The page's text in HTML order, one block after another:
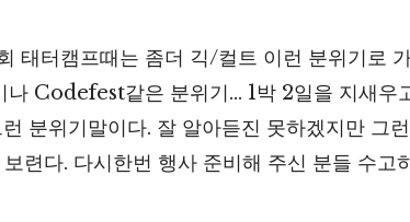
태터캠프때는 좀더 긱/컬트 이런 분위기로
Codefest같은 분위기… 1박 2일을 지새우
분위기말이다. 잘 알아듣진 못하겠지만 그
련다. 다시한번 행사 준비해 주신 분들 수고